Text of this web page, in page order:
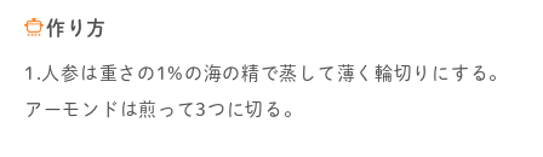
作り方
1.人参は重さの1%の海の精で蒸して薄く輪切りにする。
アーモンドは煎って3つに切る。